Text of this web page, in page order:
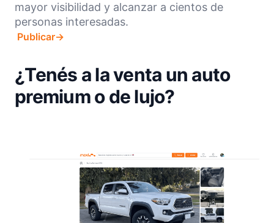
mayor visibilidad y alcanzar a cientos de
personas interesadas.
Publicar→
¿Tenés a la venta un auto
premium o de lujo?